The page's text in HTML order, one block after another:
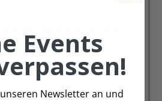
Newsletter
immer aktuell.
Newsletter ein &
keine Angebote mehr
Events
Newsletter an und